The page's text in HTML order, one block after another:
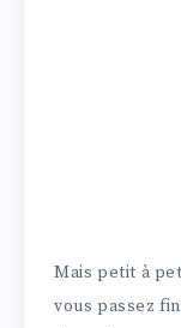
Mais petit à
vous passez